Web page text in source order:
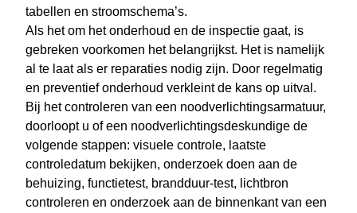
tabellen en stroomschema’s.
Als het om het onderhoud en de inspectie gaat, is
gebreken voorkomen het belangrijkst. Het is namelijk
al te laat als er reparaties nodig zijn. Door regelmatig
en preventief onderhoud verkleint de kans op uitval.
Bij het controleren van een noodverlichtingsarmatuur,
doorloopt u of een noodverlichtingsdeskundige de
volgende stappen: visuele controle, laatste
controledatum bekijken, onderzoek doen aan de
behuizing, functietest, brandduur-test, lichtbron
controleren en onderzoek aan de binnenkant van een